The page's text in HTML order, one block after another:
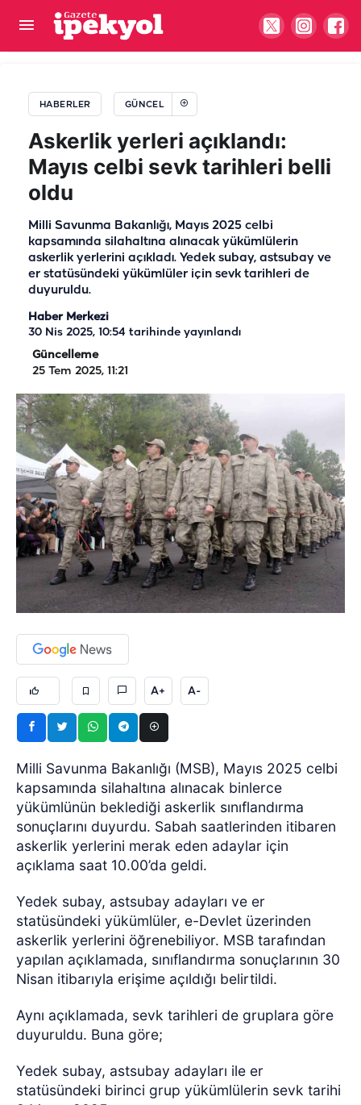
HABERLER GÜNCEL
Askerlik yerleri açıklandı:
Mayıs celbi sevk tarihleri belli
oldu
Milli Savunma Bakanlığı, Mayıs 2025 celbi
kapsamında silahaltına alınacak yükümlülerin
askerlik yerlerini açıkladı. Yedek subay, astsubay ve
er statüsündeki yükümlüler için sevk tarihleri de
duyuruldu.
Haber Merkezi
30 Nis 2025, 10:54 tarihinde yayınlandı
Güncelleme
25 Tem 2025, 11:21
A+ A-
Milli Savunma Bakanlığı (MSB), Mayıs 2025 celbi
kapsamında silahaltına alınacak binlerce
yükümlünün beklediği askerlik sınıflandırma
sonuçlarını duyurdu. Sabah saatlerinden itibaren
askerlik yerlerini merak eden adaylar için
açıklama saat 10.00’da geldi.
Yedek subay, astsubay adayları ve er
statüsündeki yükümlüler, e-Devlet üzerinden
askerlik yerlerini öğrenebiliyor. MSB tarafından
yapılan açıklamada, sınıflandırma sonuçlarının 30
Nisan itibarıyla erişime açıldığı belirtildi.
Aynı açıklamada, sevk tarihleri de gruplara göre
duyuruldu. Buna göre;
Yedek subay, astsubay adayları ile er
statüsündeki birinci grup yükümlülerin sevk tarihi
Başkan Bucak müjdeyi verdi! Temeli atıldı